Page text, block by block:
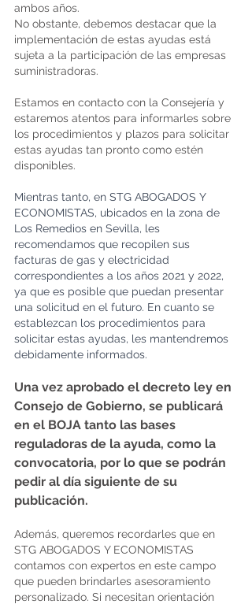
ambos años.
No obstante, debemos destacar que la
implementación de estas ayudas está
sujeta a la participación de las empresas
suministradoras.
Estamos en contacto con la Consejería y
estaremos atentos para informarles sobre
los procedimientos y plazos para solicitar
estas ayudas tan pronto como estén
disponibles.
Mientras tanto, en STG ABOGADOS Y
ECONOMISTAS, ubicados en la zona de
Los Remedios en Sevilla, les
recomendamos que recopilen sus
facturas de gas y electricidad
correspondientes a los años 2021 y 2022,
ya que es posible que puedan presentar
una solicitud en el futuro. En cuanto se
establezcan los procedimientos para
solicitar estas ayudas, les mantendremos
debidamente informados.
Una vez aprobado el decreto ley en
Consejo de Gobierno, se publicará
en el BOJA tanto las bases
reguladoras de la ayuda, como la
convocatoria, por lo que se podrán
pedir al día siguiente de su
publicación.
Además, queremos recordarles que en
STG ABOGADOS Y ECONOMISTAS
contamos con expertos en este campo
que pueden brindarles asesoramiento
personalizado. Si necesitan orientación